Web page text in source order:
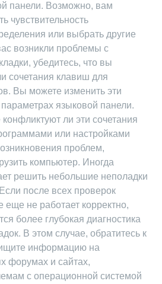
панели. Возможно, вам
чувствительность
или выбрать другие
возникли проблемы с
убедитесь, что вы
сочетания клавиш для
Вы можете изменить эти
языковой панели.
ли эти сочетания
или настройками
проблем,
компьютер. Иногда
решить небольшие неполадки
после всех проверок
еще не работает корректно,
более глубокая диагностика
В этом случае, обратитесь к
информацию на
форумах и сайтах,
с операционной системой